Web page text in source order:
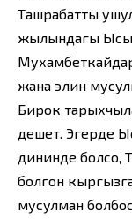
Ташрабатты
жылындагы
жана элин
Бирок
дешет. Эгерде
дининде болсо,
болгон
мусулман